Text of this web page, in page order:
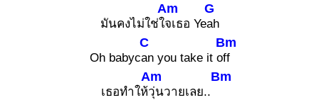
มันคงไม่ใช่ใ
Am
จเธอ Ye
G
ah
Oh babyc
C
an you take it o
Bm
ff
เธอทำให้
Am
วุ่นวายเลย..
Bm